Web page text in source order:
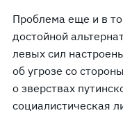
Проблема еще и в
достойной
левых сил
об угрозе со
о зверствах
социалистическая